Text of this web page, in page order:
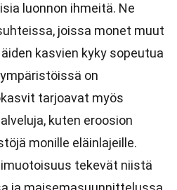
luonnon ihmeitä. Ne
joissa monet muut
kasvien kyky sopeutua
on
tarjoavat myös
kuten eroosion
monille eläinlajeille.
tekevät niistä